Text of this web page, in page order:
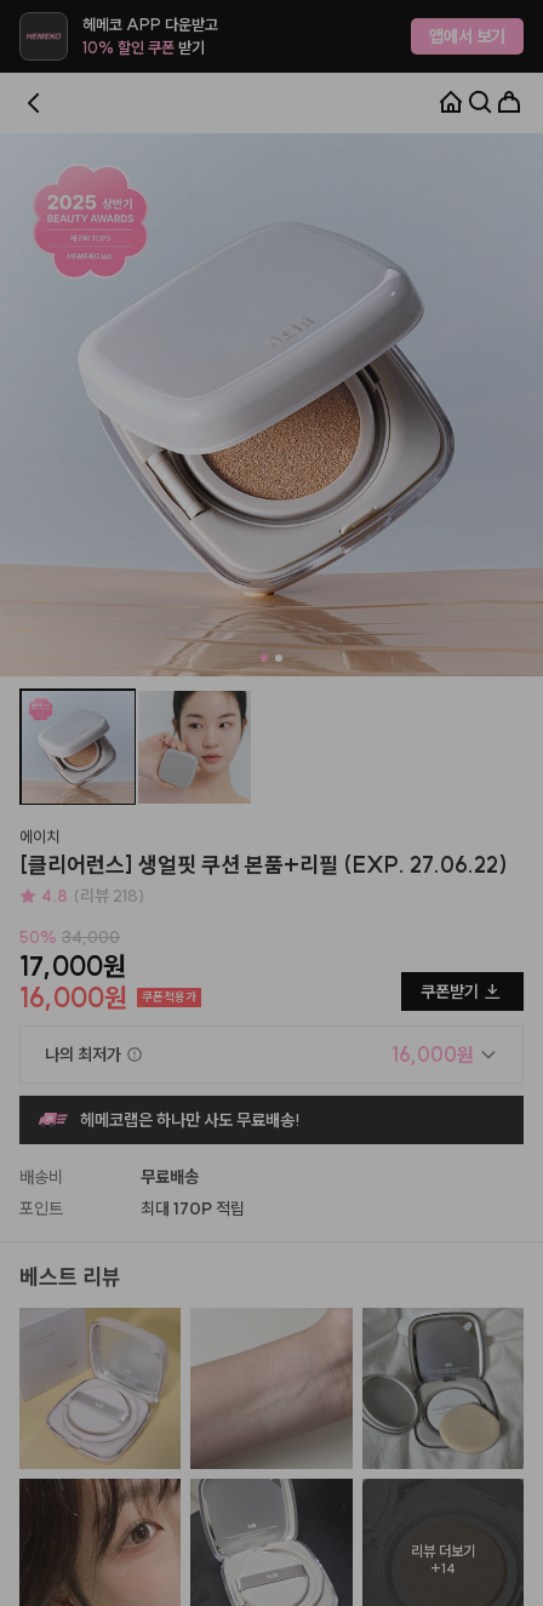
헤메코 APP 다운받고
10% 할인 쿠폰받기 앱에서 보기
에이치
[클리어런스] 생얼핏 쿠션 본품+리필 (EXP. 27.06.22)
4.8 (리뷰 218)
50% 34,000
17,000원
16,000원
쿠폰적용가 쿠폰받기
나의 최저가 16,000원
헤메코랩은 하나만 사도 무료배송!
배송비
무료배송
포인트
최대 170P 적립
베스트 리뷰
리뷰 더보기
+14